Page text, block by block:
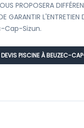
PROPOSERA
GARANTIR L'ENTRETIEN
Cap-Sizun.
DEVIS PISCINE À BEUZEC-